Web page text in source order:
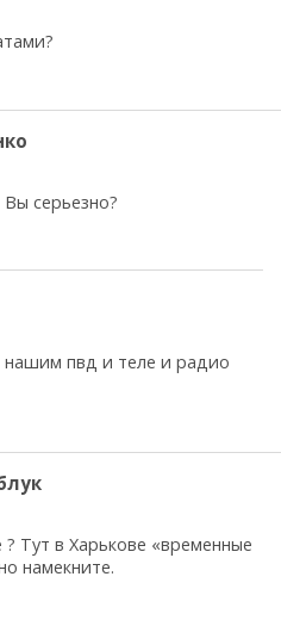
серьезно?
нашим пвд и теле и радио
Тут в Харькове «временные
намекните.